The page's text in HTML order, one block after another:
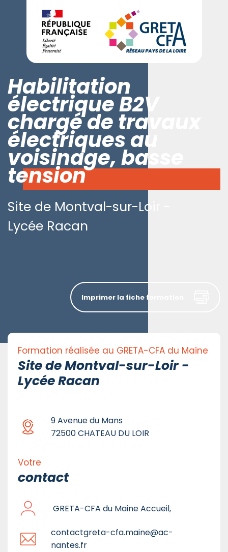
Habilitation
électrique B2V
chargé de travaux
électriques au
voisinage, basse
tension
Site de Montval-sur-Loir -
Lycée Racan
Formation réalisée au GRETA-CFA du Maine
Site de Montval-sur-Loir -
Lycée Racan
9 Avenue du Mans
72500 CHATEAU DU LOIR
Votre
contact
GRETA-CFA du Maine Accueil,
contactgreta-cfa.maine@ac-
nantes.fr
Imprimer la fiche formation